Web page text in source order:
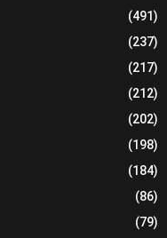
(491)
(237)
(217)
(212)
(202)
(198)
(184)
(86)
(79)